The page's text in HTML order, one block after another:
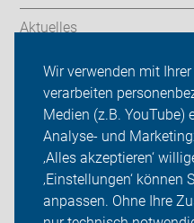
Wir verwenden mit
verarbeiten
Medien (z.B.
Analyse- und
‚Alles akzeptieren‘
‚Einstellungen‘ können
anpassen. Ohne Ihre
Aktuelles
Über uns
Mitgliedschaft
Fachwissen
Presse
Login